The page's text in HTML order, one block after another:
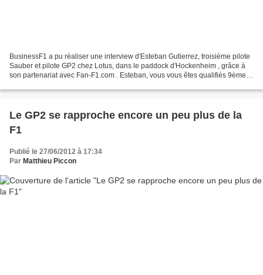
BusinessF1 a pu réaliser une interview d'Esteban Gutierrez, troisième pilote
Sauber et pilote GP2 chez Lotus, dans le paddock d'Hockenheim , grâce à
son partenariat avec Fan-F1.com . Esteban, vous vous êtes qualifiés 9ème
Le GP2 se rapproche encore un peu plus de la
F1
Publié le 27/06/2012 à 17:34
Par Matthieu Piccon